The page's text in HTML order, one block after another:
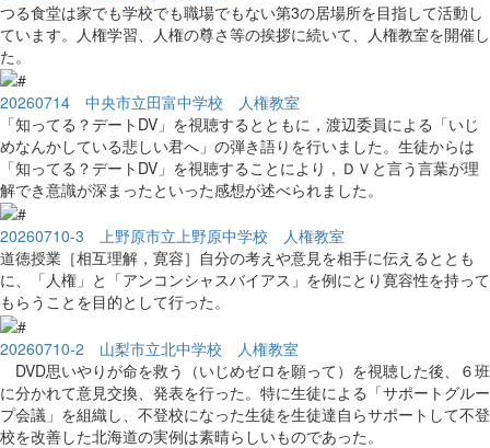
つる食堂は家でも学校でも職場でもない第3の居場所を目指して活動し
ています。人権学習、人権の尊さ等の挨拶に続いて、人権教室を開催し
た。
20260714 中央市立田富中学校 人権教室
「知ってる？デートDV」を視聴するとともに，渡辺委員による「いじ
めなんかしている悲しい君へ」の弾き語りを行いました。生徒からは
「知ってる？デートDV」を視聴することにより，ＤＶと言う言葉が理
解でき意識が深まったといった感想が述べられました。
20260710-3 上野原市立上野原中学校 人権教室
道徳授業［相互理解，寛容］自分の考えや意見を相手に伝えるととも
に、「人権」と「アンコンシャスバイアス」を例にとり寛容性を持って
もらうことを目的として行った。
20260710-2 山梨市立北中学校 人権教室
DVD思いやりが命を救う（いじめゼロを願って）を視聴した後、６班
に分かれて意見交換、発表を行った。特に生徒による「サポートグルー
プ会議」を組織し、不登校になった生徒を生徒達自らサポートして不登
校を改善した北海道の実例は素晴らしいものであった。